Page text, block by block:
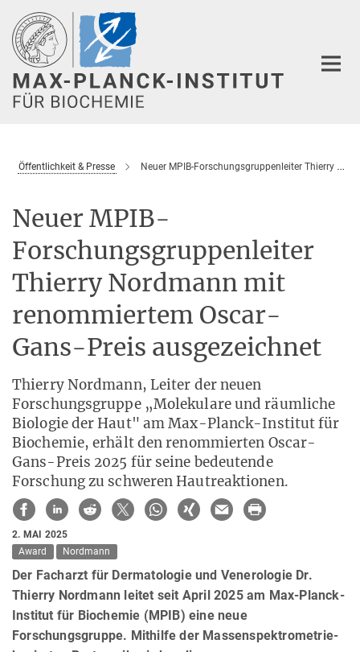
Hauptinhalt
Öffentlichkeit & Presse Neuer MPIB-Forschungsgruppenleiter Thierry Nordmann mit renommiertem Oscar-Gans-Preis ausgezeichnet
Neuer MPIB-
Forschungsgruppenleiter
Thierry Nordmann mit
renommiertem Oscar-
Gans-Preis ausgezeichnet
Thierry Nordmann, Leiter der neuen
Forschungsgruppe „Molekulare und räumliche
Biologie der Haut" am Max-Planck-Institut für
Biochemie, erhält den renommierten Oscar-
Gans-Preis 2025 für seine bedeutende
Forschung zu schweren Hautreaktionen.
2. MAI 2025
Award
Nordmann
Der Facharzt für Dermatologie und Venerologie Dr.
Thierry Nordmann leitet seit April 2025 am Max-Planck-
Institut für Biochemie (MPIB) eine neue
Forschungsgruppe. Mithilfe der Massenspektrometrie-